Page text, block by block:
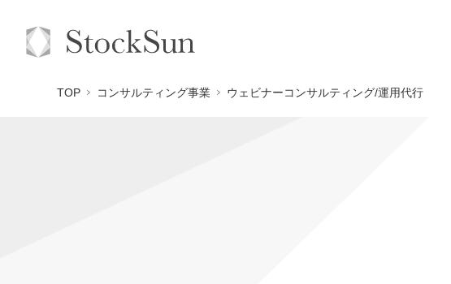
TOP コンサルティング事業 ウェビナーコンサルティング/運用代行